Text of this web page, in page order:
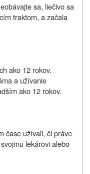
sa, liečivo sa
traktom, a začala
ako 12 rokov.
a užívanie
ako 12 rokov.
čase užívali, či práve
lekárovi alebo